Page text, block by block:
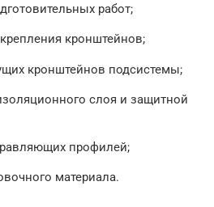
работ;
кронштейнов;
кронштейнов подсистемы;
слоя и защитной
профилей;
материала.